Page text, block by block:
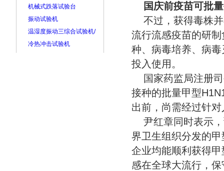
机械式跌落试验台
振动试验机
温湿度振动三综合试验机/
冷热冲击试验机
国庆前疫苗可批
不过，获得毒株
流行流感疫苗的研
种、病毒培养、病
投入使用。
国家药监局注册
接种的批量甲型
出前，尚需经过针
尹红章同时表示
界卫生组织分发的
企业均能顺利获得
感在全球大流行，